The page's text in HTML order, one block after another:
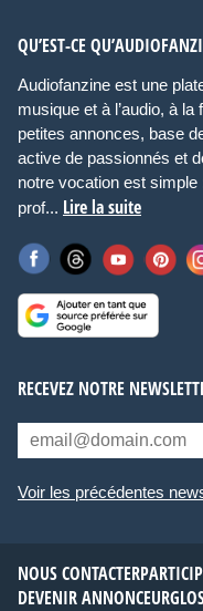
QU’EST-CE
Audiofanzine est une
musique et à l’audio, à
petites annonces, base
active de passionnés et
notre vocation est
prof... Lire la suite
RECEVEZ NOTRE
Voir les précédentes
NOUS CONTACTER
DEVENIR ANNONCEUR